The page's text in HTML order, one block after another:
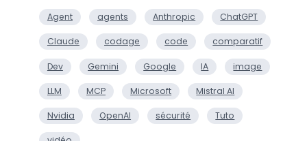
Agent agents Anthropic ChatGPT
Claude codage code comparatif
Dev Gemini Google IA image
LLM MCP Microsoft Mistral AI
Nvidia OpenAI sécurité Tuto